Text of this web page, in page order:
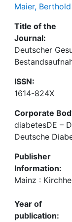
Maier, Berthold
Title of the
Journal:
Deutscher
ISSN:
1614-824X
Corporate
diabetesDE –
Deutsche
Publisher
Information:
Mainz :
Year of
publication: